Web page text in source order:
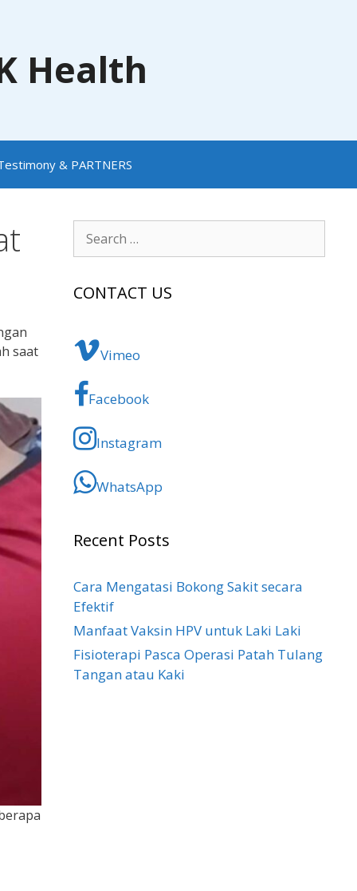
Health
& PARTNERS
saat
Search
for:
CONTACT US
Vimeo
Facebook
Instagram
WhatsApp
Recent Posts
Cara Mengatasi Bokong Sakit​ secara
Efektif
Manfaat Vaksin HPV untuk Laki Laki
Fisioterapi Pasca Operasi Patah Tulang
Tangan atau Kaki